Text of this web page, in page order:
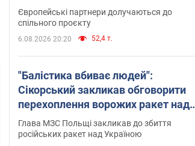
підтримку аграріїв. Відео
Європейські партнери долучаються до
спільного проєкту
6.08.2026 20:20 52,4 т.
"Балістика вбиває людей":
Сікорський закликав обговорити
перехоплення ворожих ракет над
Україною
Глава МЗС Польщі закликав до збиття
російських ракет над Україною